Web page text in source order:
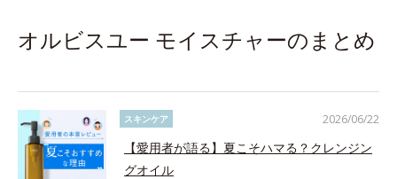
オルビスユー モイスチャーのまとめ
2026/06/22
スキンケア
【愛用者が語る】夏こそハマる？クレンジン
グオイル